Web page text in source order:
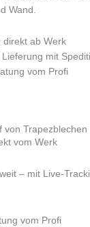
Wand.
direkt ab Werk
mit
vom Profi
von Trapezblechen
vom Werk
– mit Live-
vom Profi